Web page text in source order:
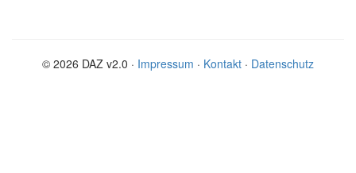
© 2026 DAZ v2.0 · Impressum · Kontakt · Datenschutz